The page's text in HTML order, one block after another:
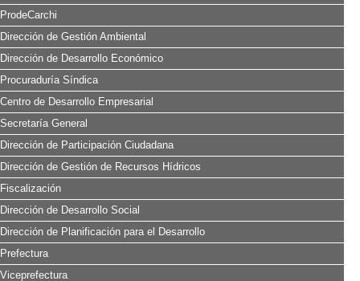
ProdeCarchi
Dirección de Gestión Ambiental
Dirección de Desarrollo Económico
Procuraduría Síndica
Centro de Desarrollo Empresarial
Secretaría General
Dirección de Participación Ciudadana
Dirección de Gestión de Recursos Hídricos
Fiscalización
Dirección de Desarrollo Social
Dirección de Planificación para el Desarrollo
Prefectura
Viceprefectura